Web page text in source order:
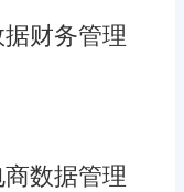
财务管理
数据管理